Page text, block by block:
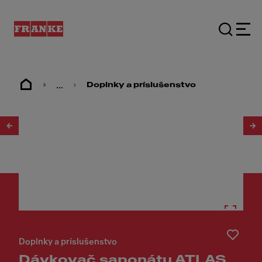
... Doplnky a príslušenstvo
Doplnky a príslušenstvo